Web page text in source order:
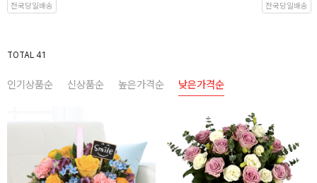
전국당일배송 전국당일배송
TOTAL 41
인기상품순 신상품순 높은가격순 낮은가격순